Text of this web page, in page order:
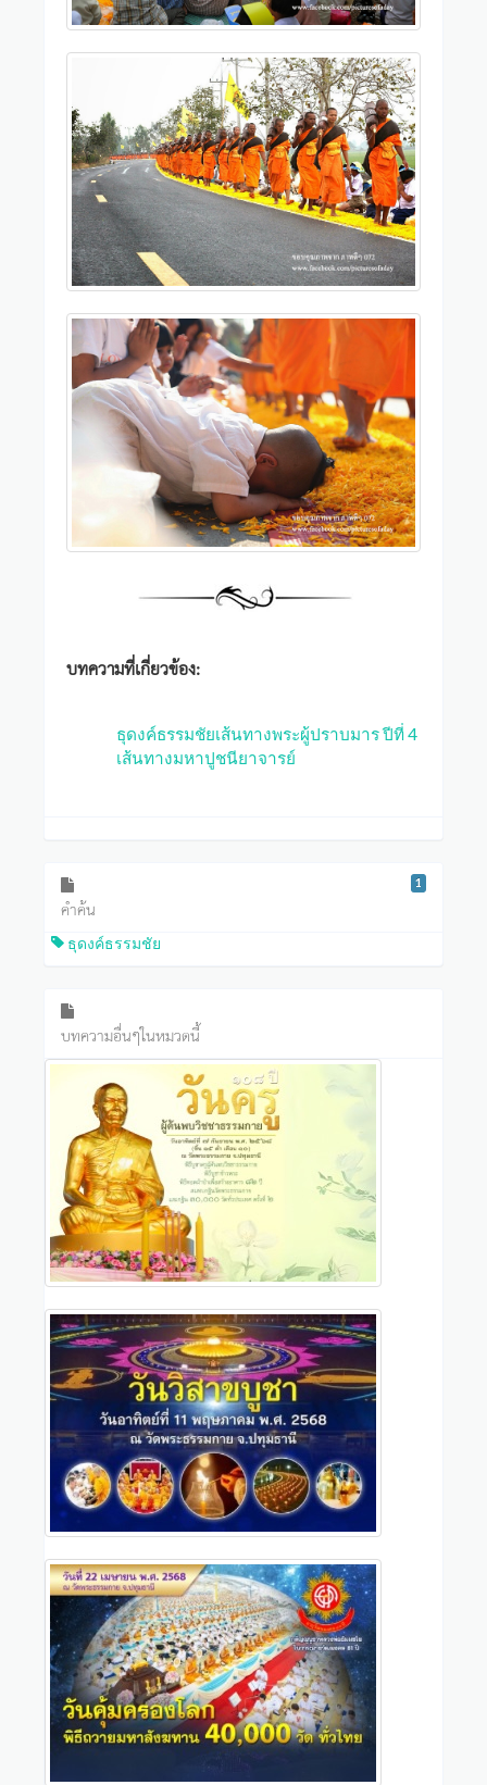
บทความที่เกี่ยวข้อง:
ธุดงค์ธรรมชัยเส้นทางพระผู้ปราบมาร ปีที่ 4
เส้นทางมหาปูชนียาจารย์
คำค้น
1
ธุดงค์ธรรมชัย
บทความอื่นๆในหมวดนี้